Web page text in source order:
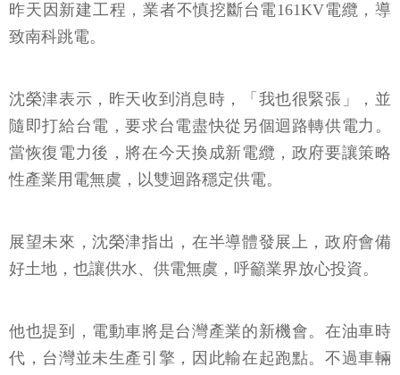
昨天因新建工程，業者不慎挖斷台電161KV電纜，導
致南科跳電。
沈榮津表示，昨天收到消息時，「我也很緊張」，並
隨即打給台電，要求台電盡快從另個迴路轉供電力。
當恢復電力後，將在今天換成新電纜，政府要讓策略
性產業用電無虞，以雙迴路穩定供電。
展望未來，沈榮津指出，在半導體發展上，政府會備
好土地，也讓供水、供電無虞，呼籲業界放心投資。
他也提到，電動車將是台灣產業的新機會。在油車時
代，台灣並未生產引擎，因此輸在起跑點。不過車輛